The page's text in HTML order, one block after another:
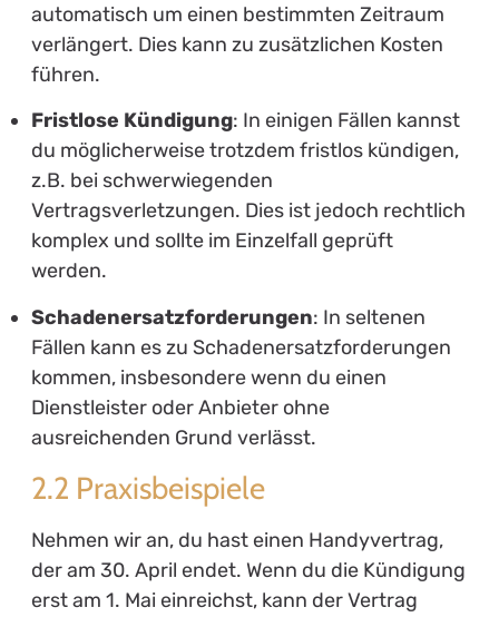
automatisch um einen bestimmten Zeitraum
verlängert. Dies kann zu zusätzlichen Kosten
führen.
Fristlose Kündigung: In einigen Fällen kannst
du möglicherweise trotzdem fristlos kündigen,
z.B. bei schwerwiegenden
Vertragsverletzungen. Dies ist jedoch rechtlich
komplex und sollte im Einzelfall geprüft
werden.
Schadenersatzforderungen: In seltenen
Fällen kann es zu Schadenersatzforderungen
kommen, insbesondere wenn du einen
Dienstleister oder Anbieter ohne
ausreichenden Grund verlässt.
2.2 Praxisbeispiele
Nehmen wir an, du hast einen Handyvertrag,
der am 30. April endet. Wenn du die Kündigung
erst am 1. Mai einreichst, kann der Vertrag